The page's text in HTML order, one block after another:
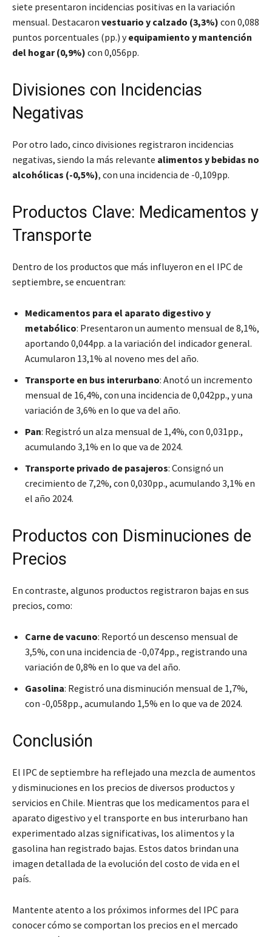
siete presentaron incidencias positivas en la variación
mensual. Destacaron vestuario y calzado (3,3%) con 0,088
puntos porcentuales (pp.) yequipamiento y mantención
del hogar (0,9%) con 0,056pp.
Divisiones con Incidencias
Negativas
Por otro lado, cinco divisiones registraron incidencias
negativas, siendo la más relevante alimentos y bebidas no
alcohólicas (-0,5%), con una incidencia de -0,109pp.
Productos Clave: Medicamentos y
Transporte
Dentro de los productos que más influyeron en el IPC de
septiembre, se encuentran:
Medicamentos para el aparato digestivo y
metabólico: Presentaron un aumento mensual de 8,1%,
aportando 0,044pp. a la variación del indicador general.
Acumularon 13,1% al noveno mes del año.
Transporte en bus interurbano: Anotó un incremento
mensual de 16,4%, con una incidencia de 0,042pp., y una
variación de 3,6% en lo que va del año.
Pan: Registró un alza mensual de 1,4%, con 0,031pp.,
acumulando 3,1% en lo que va de 2024.
Transporte privado de pasajeros: Consignó un
crecimiento de 7,2%, con 0,030pp., acumulando 3,1% en
el año 2024.
Productos con Disminuciones de
Precios
En contraste, algunos productos registraron bajas en sus
precios, como:
Carne de vacuno: Reportó un descenso mensual de
3,5%, con una incidencia de -0,074pp., registrando una
variación de 0,8% en lo que va del año.
Gasolina: Registró una disminución mensual de 1,7%,
con -0,058pp., acumulando 1,5% en lo que va de 2024.
Conclusión
El IPC de septiembre ha reflejado una mezcla de aumentos
y disminuciones en los precios de diversos productos y
servicios en Chile. Mientras que los medicamentos para el
aparato digestivo y el transporte en bus interurbano han
experimentado alzas significativas, los alimentos y la
gasolina han registrado bajas. Estos datos brindan una
imagen detallada de la evolución del costo de vida en el
país.
Mantente atento a los próximos informes del IPC para
conocer cómo se comportan los precios en el mercado